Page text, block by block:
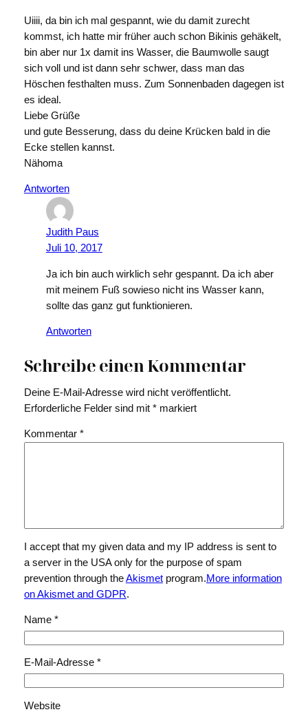
Uiiii, da bin ich mal gespannt, wie du damit zurecht
kommst, ich hatte mir früher auch schon Bikinis gehäkelt,
bin aber nur 1x damit ins Wasser, die Baumwolle saugt
sich voll und ist dann sehr schwer, dass man das
Höschen festhalten muss. Zum Sonnenbaden dagegen ist
es ideal.
Liebe Grüße
und gute Besserung, dass du deine Krücken bald in die
Ecke stellen kannst.
Nähoma
Antworten
Judith Paus
Juli 10, 2017
Ja ich bin auch wirklich sehr gespannt. Da ich aber
mit meinem Fuß sowieso nicht ins Wasser kann,
sollte das ganz gut funktionieren.
Antworten
Schreibe einen Kommentar
Deine E-Mail-Adresse wird nicht veröffentlicht.
Erforderliche Felder sind mit *markiert
Kommentar *
I accept that my given data and my IP address is sent to
a server in the USA only for the purpose of spam
prevention through theAkismetprogram.More information
on Akismet and GDPR.
Name *
E-Mail-Adresse *
Website